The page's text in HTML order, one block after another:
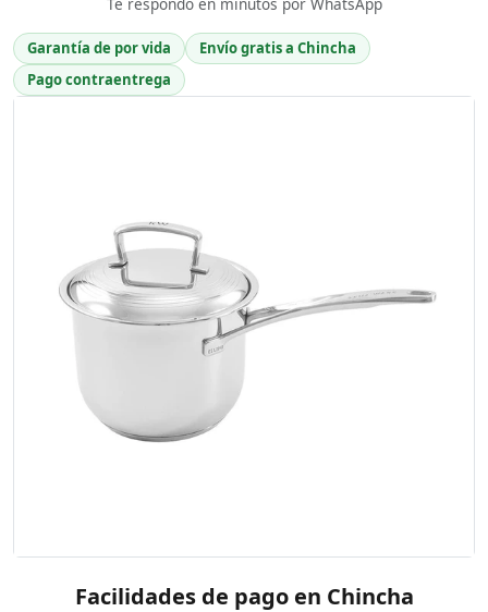
Garantía de por vida
Envío gratis a Chincha
Pago contraentrega
Facilidades de pago en Chincha